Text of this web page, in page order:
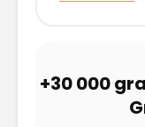
+30 000